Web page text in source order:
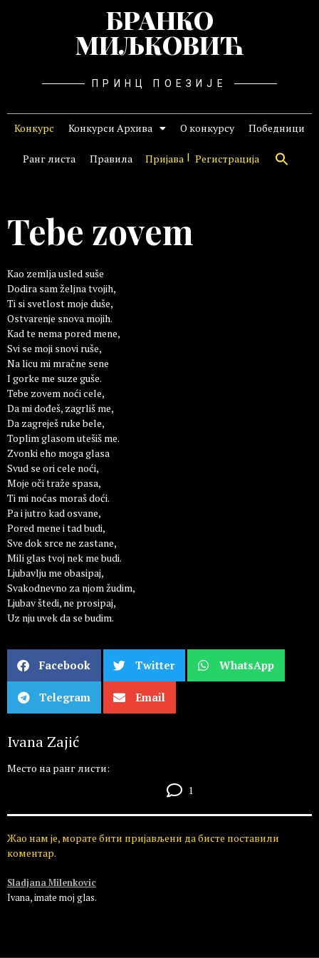
БРАНКО
МИЉКОВИЋ
ПРИНЦ ПОЕЗИЈЕ
Конкурс Конкурси Архива О конкурсу Победници
Ранг листа Правила Пријава Регистрација
Tebe zovem
Kao zemlja usled suše
Dodira sam željna tvojih,
Ti si svetlost moje duše,
Ostvarenje snova mojih.
Kad te nema pored mene,
Svi se moji snovi ruše,
Na licu mi mračne sene
I gorke me suze guše.
Tebe zovem noći cele,
Da mi dođeš, zagrliš me,
Da zagreješ ruke bele,
Toplim glasom utešiš me.
Zvonki eho moga glasa
Svud se ori cele noći,
Moje oči traže spasa,
Ti mi noćas moraš doći.
Pa i jutro kad osvane,
Pored mene i tad budi,
Sve dok srce ne zastane,
Mili glas tvoj nek me budi.
Ljubavlju me obasipaj,
Svakodnevno za njom žudim,
Ljubav štedi, ne prosipaj,
Uz nju uvek da se budim.
Facebook Twitter WhatsApp
Telegram Email
Ivana Zajić
Место на ранг листи:
1
Жао нам је, морате бити пријављени да бисте поставили
коментар.
Sladjana Milenkovic
Ivana, imate moj glas.